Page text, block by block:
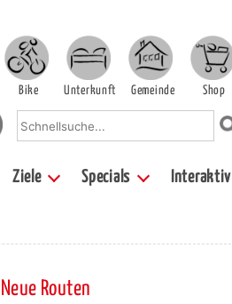
Bike Unterkunft Gemeinde Shop
Ziele Specials Interaktiv
Neue Routen